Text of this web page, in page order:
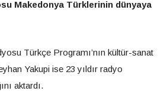
Makedonya Türklerinin dünyaya
Türkçe Programı’nın kültür-sanat
Yakupi ise 23 yıldır radyo
aktardı.